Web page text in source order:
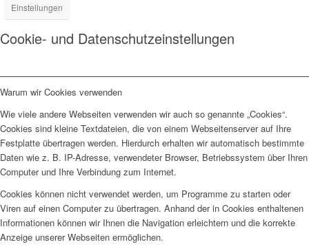
Einstellungen
Cookie- und Datenschutzeinstellungen
Warum wir Cookies verwenden
Wie viele andere Webseiten verwenden wir auch so genannte „Cookies“.
Cookies sind kleine Textdateien, die von einem Webseitenserver auf Ihre
Festplatte übertragen werden. Hierdurch erhalten wir automatisch bestimmte
Daten wie z. B. IP-Adresse, verwendeter Browser, Betriebssystem über Ihren
Computer und Ihre Verbindung zum Internet.
Cookies können nicht verwendet werden, um Programme zu starten oder
Viren auf einen Computer zu übertragen. Anhand der in Cookies enthaltenen
Informationen können wir Ihnen die Navigation erleichtern und die korrekte
Anzeige unserer Webseiten ermöglichen.